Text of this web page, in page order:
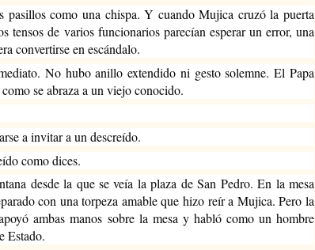
pasillos como una chispa. Y cuando Mujica cruzó la puerta
tensos de varios funcionarios parecían esperar un error, una
convertirse en escándalo.
No hubo anillo extendido ni gesto solemne. El Papa
se abraza a un viejo conocido.
a invitar a un descreído.
como dices.
desde la que se veía la plaza de San Pedro. En la mesa
con una torpeza amable que hizo reír a Mujica. Pero la
ambas manos sobre la mesa y habló como un hombre
Estado.